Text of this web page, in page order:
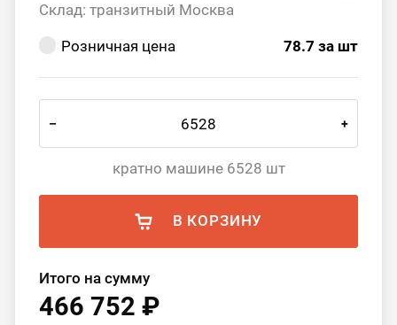
Склад: транзитный Москва
Розничная цена 78.7 за шт
– +
кратно машине 6528 шт
В КОРЗИНУ
Итого на сумму
466 752 ₽